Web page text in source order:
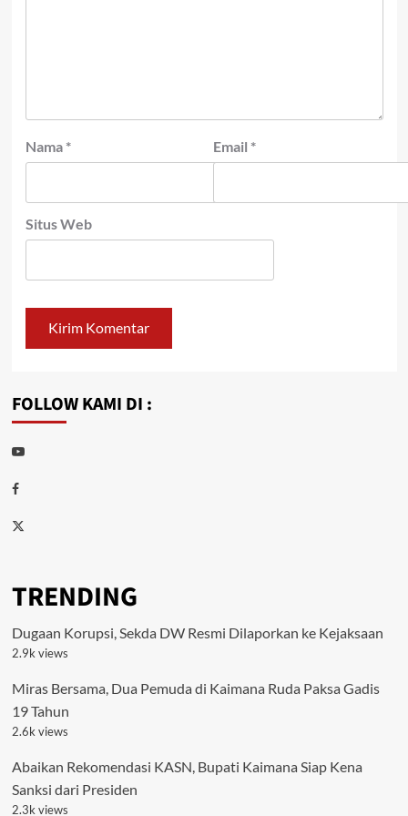
Nama * Email *
Situs Web
FOLLOW KAMI DI :
Youtube
Facebook
Twitter
TRENDING
Dugaan Korupsi, Sekda DW Resmi Dilaporkan ke Kejaksaan
2.9k views
Miras Bersama, Dua Pemuda di Kaimana Ruda Paksa Gadis
19 Tahun
2.6k views
Abaikan Rekomendasi KASN, Bupati Kaimana Siap Kena
Sanksi dari Presiden
2.3k views